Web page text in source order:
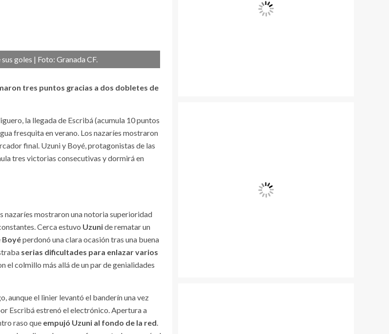
goles | Foto: Granada CF.
tres puntos gracias a dos dobletes de
la llegada de Escribá (acumula 10 puntos
fresquita en verano. Los nazaríes mostraron
final. Uzuni y Boyé, protagonistas de las
tres victorias consecutivas y dormirá en
nazaríes mostraron una notoria superioridad
Cerca estuvo Uzunide rematar un
Boyéperdonó una clara ocasión tras una buena
serias dificultades para enlazar varios
el colmillo más allá de un par de genialidades
aunque el linier levantó el banderín una vez
Escribá estrenó el electrónico. Apertura a
raso que empujó Uzuni al fondo de la red.